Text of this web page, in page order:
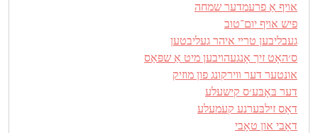
אױף אַ פרעמדער שמחה
פיש אױף יום־טוב
געבליבען טרײ איהר געליבטען
ס׳האָט זיך אָנגעהױבען מיט אַ שפּאַס
אונטער דער װירקונג פון מוזיק
דער בּאָבּע׳ס קישעלע
דאָס זילבּערנע קעמעלע
דאָבי און טאָבי